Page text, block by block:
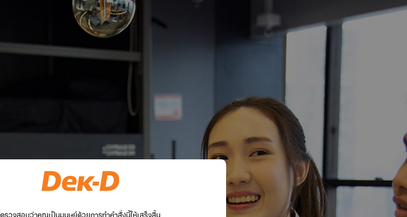
ตรวจสอบว่าคุณเป็นมนุษย์ด้วยการทำคำสั่งนี้ให้เสร็จสิ้น